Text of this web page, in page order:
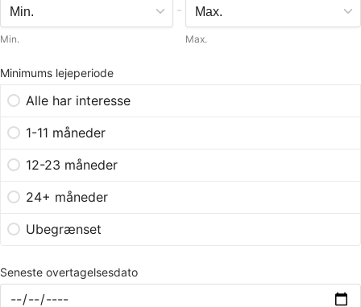
Min.
-
Max.
Minimums lejeperiode
Alle har interesse
1-11 måneder
12-23 måneder
24+ måneder
Ubegrænset
Seneste overtagelsesdato